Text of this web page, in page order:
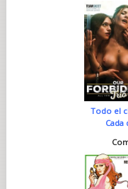
Todo el
Cada